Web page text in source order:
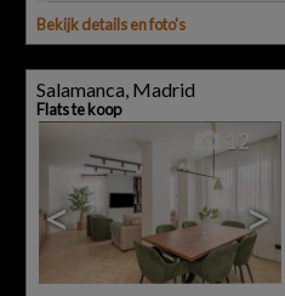
Bekijk details en foto's
Salamanca, Madrid
Flats te koop
< >
12